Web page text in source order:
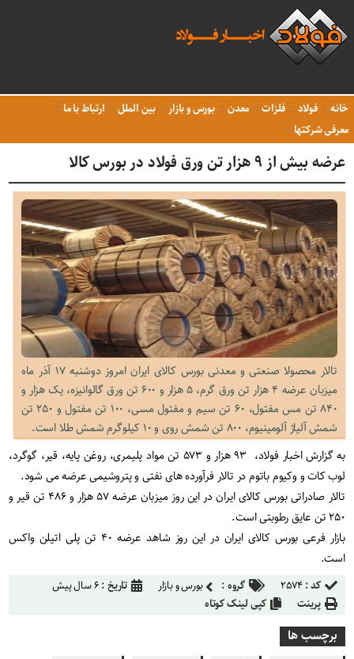
خانه فولاد فلزات معدن بورس و بازار بین الملل
ارتباط با ما
معرفی شرکتها
عرضه بیش از ۹ هزار تن ورق فولاد در بورس کالا
تالار محصولا صنعتی و معدنی بورس کالای ایران امروز دوشنبه ۱۷ آذر ماه
میزبان عرضه ۴ هزار تن ورق گرم، ۵ هزار و ۶۰۰ تن ورق گالوانیزه، یک هزار و
۸۴۰ تن مس مفتول، ۶۰ تن سیم و مفتول مسی، ۱۰۰ تن مفتول و ۲۵۰ تن
شمش آلیاژ آلومینیوم، ۸۰۰ تن شمش روی و ۱۰ کیلوگرم شمش طلا است.
به گزارش اخبار فولاد، ۹۳ هزار و ۵۷۳ تن مواد پلیمری، روغن پایه، قیر، گوگرد،
لوب کات و وکیوم باتوم در تالار فرآورده های نفتی و پتروشیمی عرضه می شود.
تالار صادراتی بورس کالای ایران در این روز میزبان عرضه ۵۷ هزار و ۴۸۶ تن قیر و
۲۵۰ تن عایق رطوبتی است.
بازار فرعی بورس کالای ایران در این روز شاهد عرضه ۴۰ تن پلی اتیلن واکس
است.
کد :۲۵۷۴ گروه : بورس و بازار تاریخ :۶ سال پیش
پرینت
کپی لینک کوتاه
برچسب ها